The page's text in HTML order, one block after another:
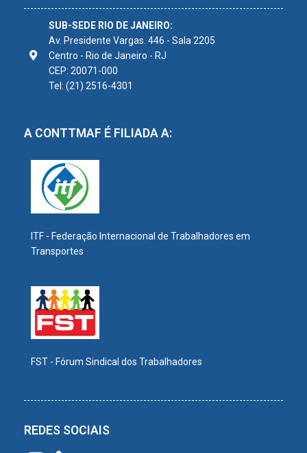
SUB-SEDE RIO DE JANEIRO:
Av. Presidente Vargas. 446 - Sala 2205
Centro - Rio de Janeiro - RJ
CEP: 20071-000
Tel: (21) 2516-4301
A CONTTMAF É FILIADA A:
ITF - Federação Internacional de Trabalhadores em
Transportes
FST - Fórum Sindical dos Trabalhadores
REDES SOCIAIS